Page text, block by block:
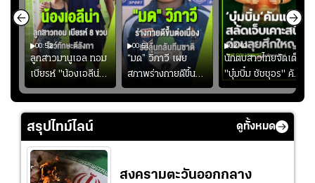
00:52
ลูกสาวมานูเอล ทอม
เบียรห์ "น้องเอลีน่า"
วัย 8 ขวบ โชว์ตี
ลังกาสุดพริ้ว
00:51
“มด” วิภาวี เผย
สภาพร่างกายดีขึ้น
อย่างต่อเนื่อง พร้อม
พยายามลงสนามให้
02:40
นักตบสาวไทยจัดเต็ม
"บุ๋มบิ๋ม ชัชชุอร" คัม
แบ็ก ศึก" SEA V
CUP 2026" เลก
สอง!!
สรุปไทม์ไลน์ ดูทั้งหมด
สงครามตะวันออกกลาง